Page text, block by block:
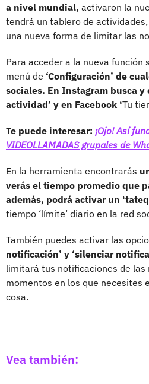
a nivel mundial, activaron la
tendrá un tablero de
una nueva forma de limitar las
Para acceder a la nueva
menú de ‘Configuración’ de
sociales. En Instagram busca y
actividad’ y en Facebook ‘Tu
Te puede interesar: ¡Ojo! Así
VIDEOLLAMADAS grupales de
En la herramienta encontrarás
verás el tiempo promedio que
además, podrá activar un
tiempo ‘límite’ diario en la red
También puedes activar las
notificación’ y ‘silenciar
limitará tus notificaciones de las
momentos en los que necesites
cosa.
Vea también: